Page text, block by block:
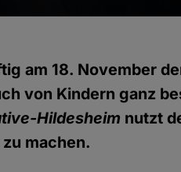
am 18. November
von Kindern ganz
Hildesheim nutzt
machen.